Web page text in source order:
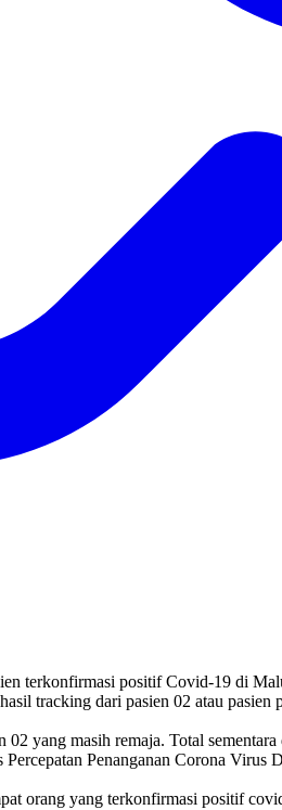
terkonfirmasi positif Covid-19 di
tracking dari pasien 02 atau pasien
02 yang masih remaja. Total
Penanganan Corona
orang yang terkonfirmasi positif